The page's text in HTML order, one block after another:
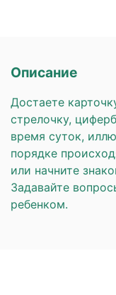
Описание
Достаете
стрелочку,
время суток,
порядке
или начните
Задавайте
ребенком.